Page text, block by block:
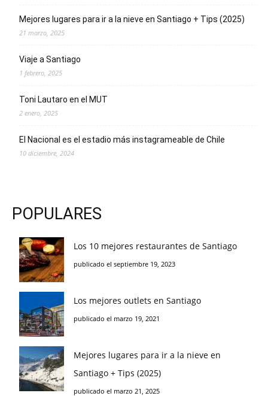
Mejores lugares para ir a la nieve en Santiago + Tips (2025)
21 marzo, 2025
Viaje a Santiago
1 febrero, 2025
Toni Lautaro en el MUT
2 enero, 2025
El Nacional es el estadio más instagrameable de Chile
10 diciembre, 2024
POPULARES
Los 10 mejores restaurantes de Santiago
publicado el septiembre 19, 2023
Los mejores outlets en Santiago
publicado el marzo 19, 2021
Mejores lugares para ir a la nieve en
Santiago + Tips (2025)
publicado el marzo 21, 2025